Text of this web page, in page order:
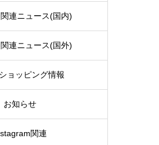
連ニュース(国内)
連ニュース(国外)
ョッピング情報
お知らせ
関連